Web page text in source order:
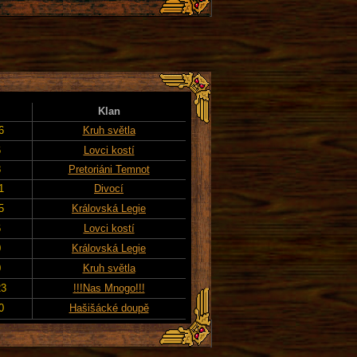
Klan
Kruh světla
Lovci kostí
Pretoriáni Temnot
Divocí
Královská Legie
Lovci kostí
Královská Legie
Kruh světla
!!!Nas Mnogo!!!
Hašišácké doupě